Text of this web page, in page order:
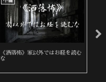
《洒落怖》家以外ではお経を読む
な